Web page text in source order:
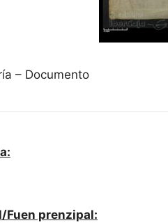
– Documento
Fuen prenzipal: